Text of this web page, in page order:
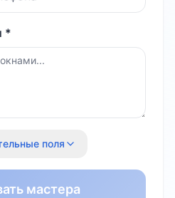
*
поля
мастера